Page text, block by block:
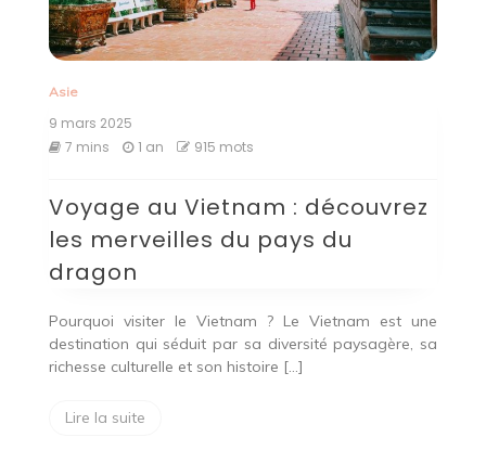
Asie
9 mars 2025
7 mins
1 an 915 mots
Voyage au Vietnam : découvrez
les merveilles du pays du
dragon
Pourquoi visiter le Vietnam ? Le Vietnam est une
destination qui séduit par sa diversité paysagère, sa
richesse culturelle et son histoire […]
Lire la suite